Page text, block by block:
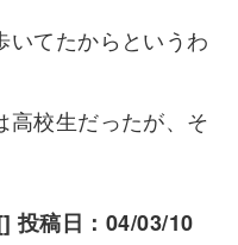
いてたからというわ
高校生だったが、そ
投稿日：04/03/10